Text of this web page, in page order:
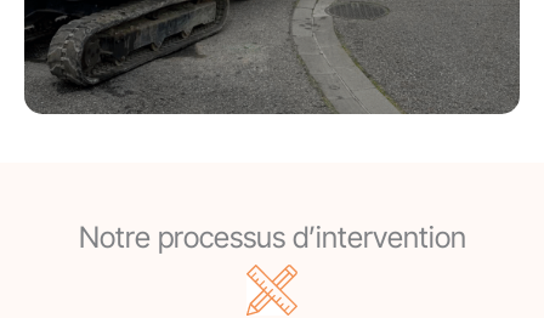
Notre processus d’intervention